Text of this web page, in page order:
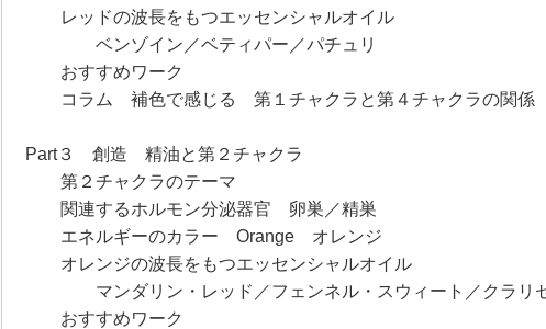
レッドの波長をもつエッセンシャルオイル
ベンゾイン／ベティパー／パチュリ
おすすめワーク
コラム 補色で感じる 第１チャクラと第４チャクラの関係
Part３ 創造 精油と第２チャクラ
第２チャクラのテーマ
関連するホルモン分泌器官 卵巣／精巣
エネルギーのカラー Orange オレンジ
オレンジの波長をもつエッセンシャルオイル
マンダリン・レッド／フェンネル・スウィート／クラリ
おすすめワーク